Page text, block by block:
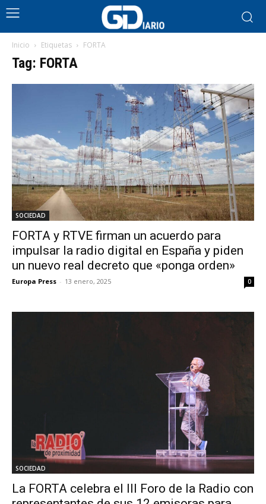
Inicio Etiquetas FORTA
Tag: FORTA
SOCIEDAD
FORTA y RTVE firman un acuerdo para
impulsar la radio digital en España y piden
un nuevo real decreto que «ponga orden»
Europa Press - 13 enero, 2025 0
SOCIEDAD
La FORTA celebra el III Foro de la Radio con